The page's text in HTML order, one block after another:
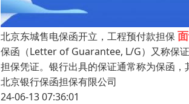
北京东城售电保函开立，工程预付款担保
保函（Letter of Guarantee, L/G）又称保
担保凭证。银行出具的保证通常称为保函
北京银行保函担保有限公司
24-06-13 07:36:01